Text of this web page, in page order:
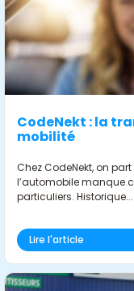
CodeNekt : la
mobilité
Chez CodeNekt, on
l’automobile manque
particuliers. Historique...
Lire l'article